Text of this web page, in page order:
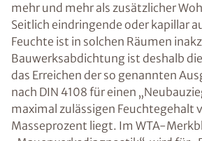
mehr und mehr als zusätzlicher
Seitlich eindringende oder kapillar
Feuchte ist in solchen Räumen
Bauwerksabdichtung ist deshalb
das Erreichen der so genannten
nach DIN 4108 für einen
maximal zulässigen Feuchtegehalt
Masseprozent liegt. Im WTA-